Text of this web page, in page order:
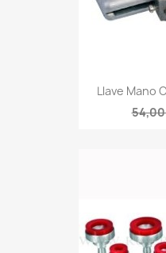
Llave Mano